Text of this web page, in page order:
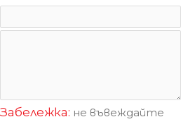
Забележка: не въвеждайте